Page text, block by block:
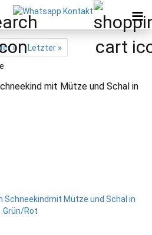
»
Letzter »
mit Mütze und Schal in